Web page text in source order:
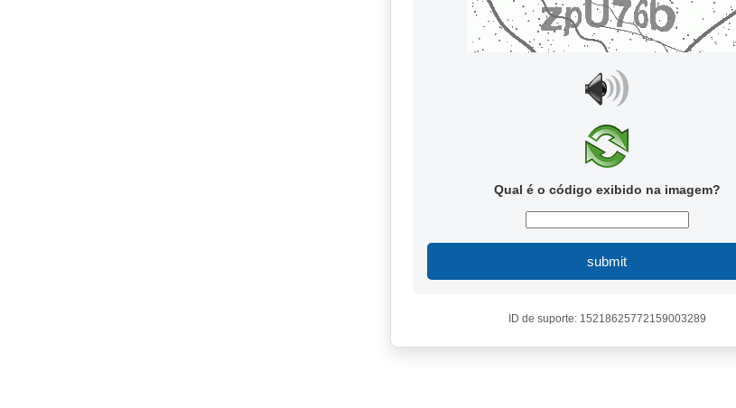
Qual é o código exibido na imagem?
submit
ID de suporte: 15218625772159003289